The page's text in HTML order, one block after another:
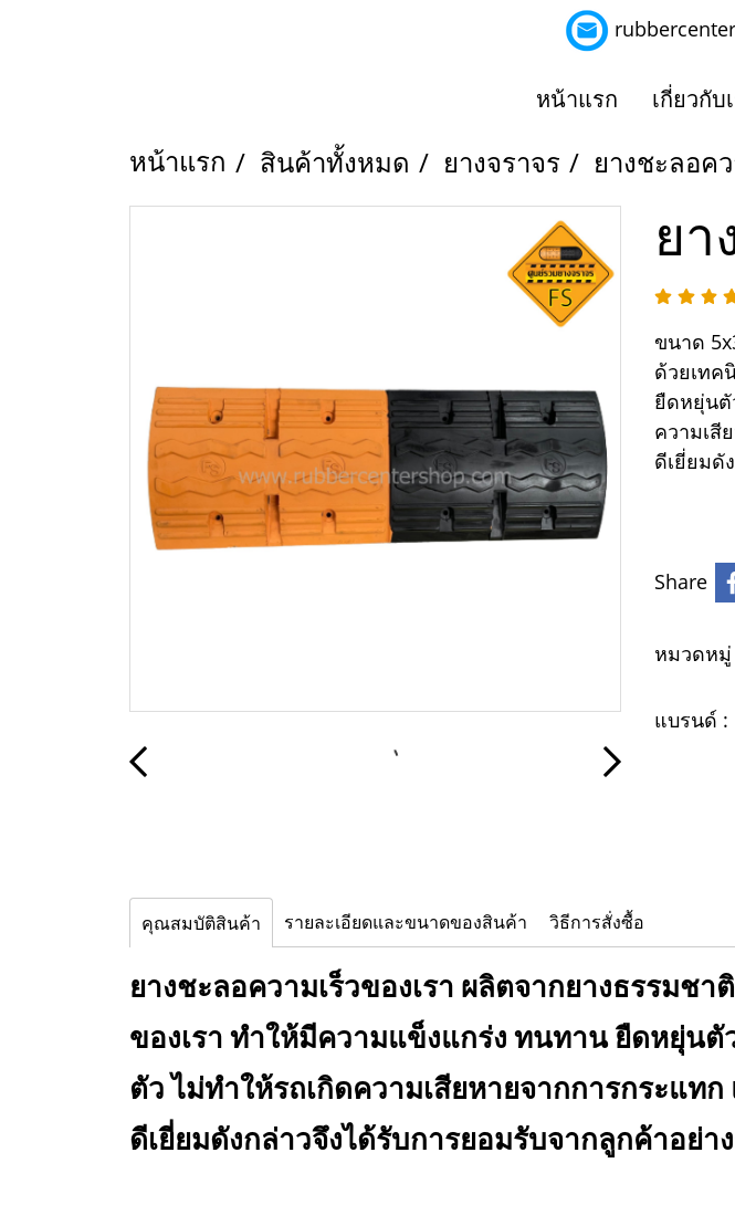
หน้าแรก เกี่ยวกับ
หน้าแรก สินค้าทั้งหมด ยางจราจร ยางชะลอค
ยา
ขนาด
ด้วยเทค
ยืดหยุ่นตั
ความเสี
ดีเยี่ยมดั
Share
หมวดหมู่
แบรนด์ :
คุณสมบัติสินค้า รายละเอียดและขนาดของสินค้า วิธีการสั่งซื้อ
ยางชะลอความเร็วของเรา ผลิตจากยางธรรมช
ของเรา ทำให้มีความแข็งแกร่ง ทนทาน ยืดหยุ่น
ตัว ไม่ทำให้รถเกิดความเสียหายจากการกระแ
ดีเยี่ยมดังกล่าวจึงได้รับการยอมรับจากลูกค้าอย่า